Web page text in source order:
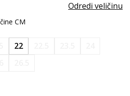
Odredi veličinu
CM
22